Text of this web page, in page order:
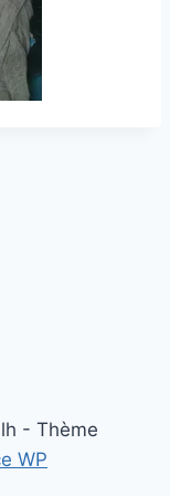
- Thème
WP